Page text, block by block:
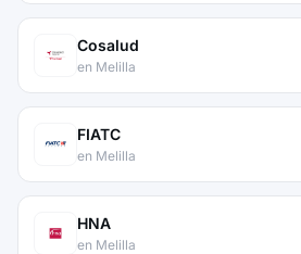
Cosalud
en Melilla
FIATC
en Melilla
HNA
en Melilla